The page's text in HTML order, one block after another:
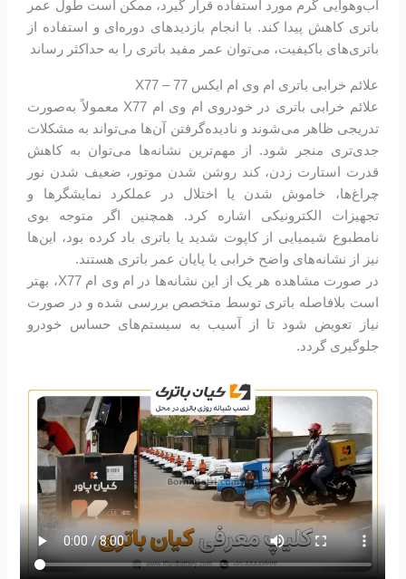
آب‌وهوایی گرم مورد استفاده قرار گیرد، ممکن است طول عمر
باتری کاهش پیدا کند. با انجام بازدیدهای دوره‌ای و استفاده از
باتری‌های باکیفیت، می‌توان عمر مفید باتری را به حداکثر رساند
علائم خرابی باتری ام وی ام ایکس 77 – X77
علائم خرابی باتری در خودروی ام وی ام X77 معمولاً به‌صورت
تدریجی ظاهر می‌شوند و نادیده‌گرفتن آن‌ها می‌تواند به مشکلات
جدی‌تری منجر شود. از مهم‌ترین نشانه‌ها می‌توان به کاهش
قدرت استارت زدن، کند روشن شدن موتور، ضعیف شدن نور
چراغ‌ها، خاموش شدن یا اختلال در عملکرد نمایشگرها و
تجهیزات الکترونیکی اشاره کرد. همچنین اگر متوجه بوی
نامطبوع شیمیایی از کاپوت شدید یا باتری باد کرده بود، این‌ها
نیز از نشانه‌های واضح خرابی یا پایان عمر باتری هستند.
در صورت مشاهده هر یک از این نشانه‌ها در ام وی ام X77، بهتر
است بلافاصله باتری توسط متخصص بررسی شده و در صورت
نیاز تعویض شود تا از آسیب به سیستم‌های حساس خودرو
جلوگیری گردد.